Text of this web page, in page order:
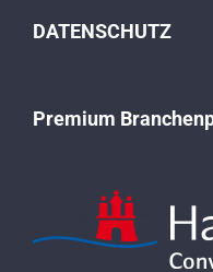
DATENSCHUTZ
Premium